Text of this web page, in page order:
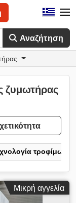
Αναζήτηση
ζυμωτήρας
τροφίμων
Μικρή αγγελία